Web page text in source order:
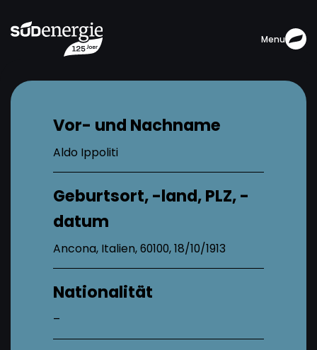
Menu
Vor- und Nachname
Aldo Ippoliti
Geburtsort, -land, PLZ, -
datum
Ancona, Italien, 60100, 18/10/1913
Nationalität
–